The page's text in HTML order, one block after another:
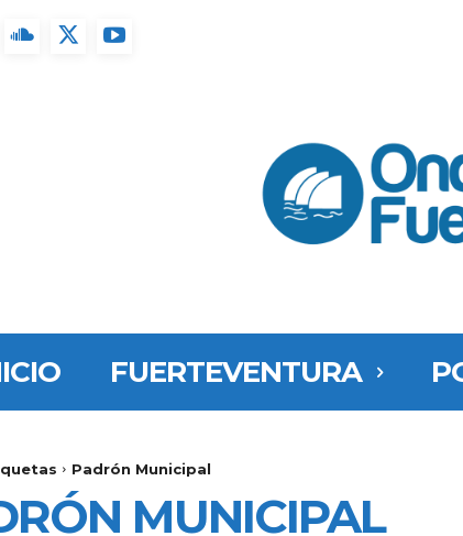
FUERTEVENTURA
Padrón Municipal
MUNICIPAL